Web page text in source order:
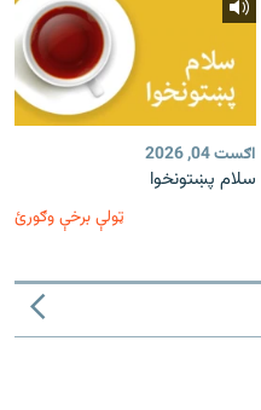
اګست 04, 2026
سلام پښتونخوا
ټولې برخې وګورئ